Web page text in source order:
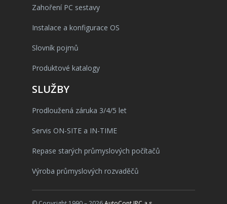
Zahoření PC sestavy
Instalace a konfigurace OS
Slovník pojmů
Produktové katalogy
SLUŽBY
Prodloužená záruka 3/4/5 let
Servis ON-SITE a IN-TIME
Repase starých průmyslových počítačů
Výroba průmyslových rozvaděčů